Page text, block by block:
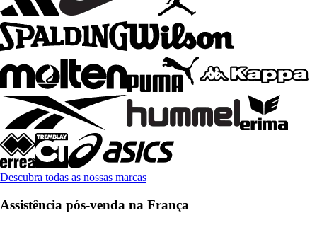
Descubra todas as nossas marcas
Assistência pós-venda na França